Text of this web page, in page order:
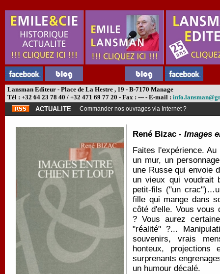
Lansman Editeur - Place de La Hestre , 19 - B-7170 Manage
Tél : +32 64 23 78 40 / +32 471 69 77 20 - Fax : --- - E-mail :
ACTUALITE
Commander nos ouvrages via Internet ?
René Bizac - Images
Faites l'expérience.
un mur, un
une Russe qui envoie
un vieux qui voudrait
petit-fils ("un
fille qui mange dans
côté d'elle. Vous vous
? Vous aurez
"réalité" ?...
souvenirs, vrais
honteux,
surprenants
un humour décalé.